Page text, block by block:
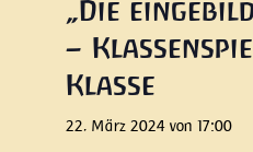
„Die
–
Klasse
22. März 2024 von 17:00